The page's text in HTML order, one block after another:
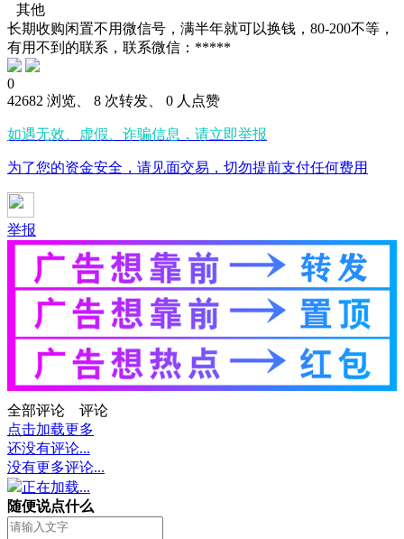
其他
长期收购闲置不用微信号，满半年就可以换钱，80-200不等，
有用不到的联系，联系微信：*****
0
42682 浏览、 8 次转发、 0 人点赞
如遇无效、虚假、诈骗信息，请立即举报
为了您的资金安全，请见面交易，切勿提前支付任何费用
举报
全部评论
评论
点击加载更多
还没有评论...
没有更多评论...
正在加载...
随便说点什么